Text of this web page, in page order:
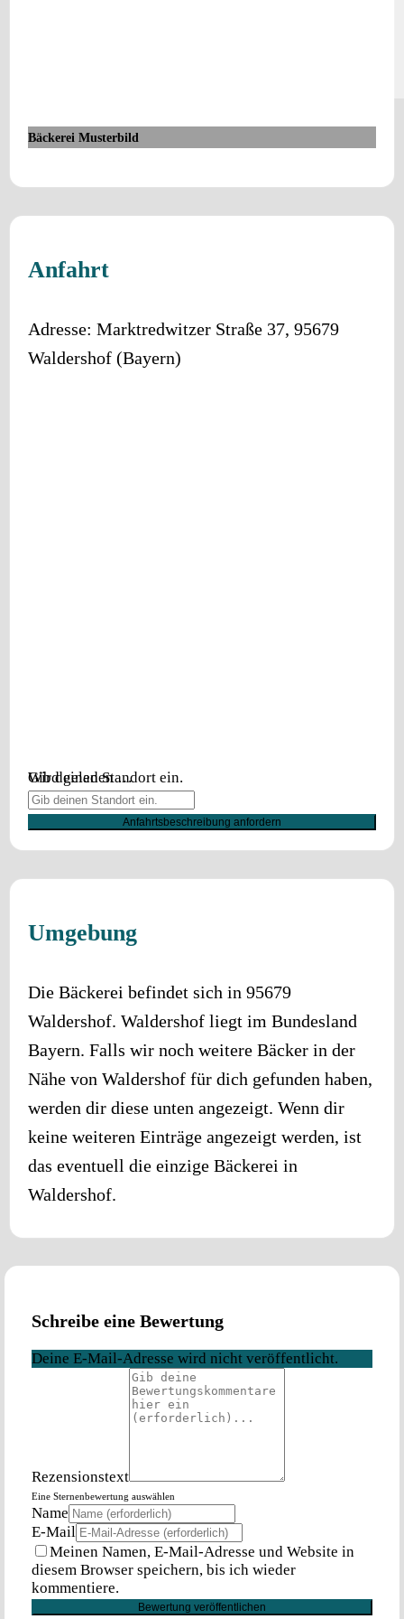
Bäckerei Musterbild
Anfahrt
Adresse: Marktredwitzer Straße 37, 95679
Waldershof (Bayern)
Wird geladen …
Gib deinen Standort ein.
Anfahrtsbeschreibung anfordern
Umgebung
Die Bäckerei befindet sich in 95679
Waldershof. Waldershof liegt im Bundesland
Bayern. Falls wir noch weitere Bäcker in der
Nähe von Waldershof für dich gefunden haben,
werden dir diese unten angezeigt. Wenn dir
keine weiteren Einträge angezeigt werden, ist
das eventuell die einzige Bäckerei in
Waldershof.
Schreibe eine Bewertung
Deine E-Mail-Adresse wird nicht veröffentlicht.
Rezensionstext
Eine Sternenbewertung auswählen
Name
E-Mail
Meinen Namen, E-Mail-Adresse und Website in
diesem Browser speichern, bis ich wieder
kommentiere.